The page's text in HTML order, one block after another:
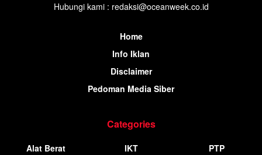
Hubungi kami : redaksi@oceanweek.co.id
Home
Info Iklan
Disclaimer
Pedoman Media Siber
Categories
Alat Berat
IKT
PTP